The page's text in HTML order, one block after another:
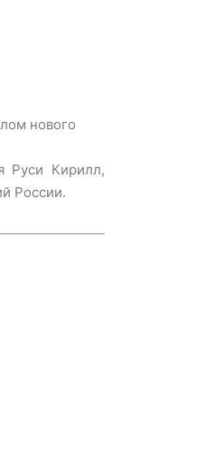
нового
Руси Кирилл,
России.